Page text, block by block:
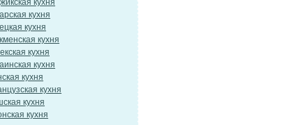
кухня
кухня
кухня
кухня
кухня
кухня
кухня
кухня
кухня
кухня